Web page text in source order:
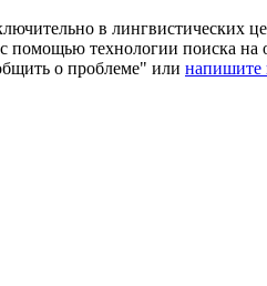
в лингвистических
помощью технологии поиска
о проблеме" или напишите